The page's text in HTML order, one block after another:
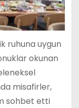
ruhuna uygun
okunan
misafirler,
sohbet etti